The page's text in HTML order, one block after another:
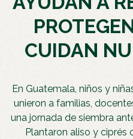
CUIDAN
En Guatemala, niños y
unieron a familias,
una jornada de siembra
Plantaron aliso y ciprés